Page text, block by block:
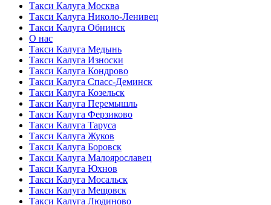
Такси Калуга Москва
Такси Калуга Николо-Ленивец
Такси Калуга Обнинск
О нас
Такси Калуга Медынь
Такси Калуга Износки
Такси Калуга Кондрово
Такси Калуга Спасс-Деминск
Такси Калуга Козельск
Такси Калуга Перемышль
Такси Калуга Ферзиково
Такси Калуга Таруса
Такси Калуга Жуков
Такси Калуга Боровск
Такси Калуга Малоярославец
Такси Калуга Юхнов
Такси Калуга Мосальск
Такси Калуга Мещовск
Такси Калуга Людиново